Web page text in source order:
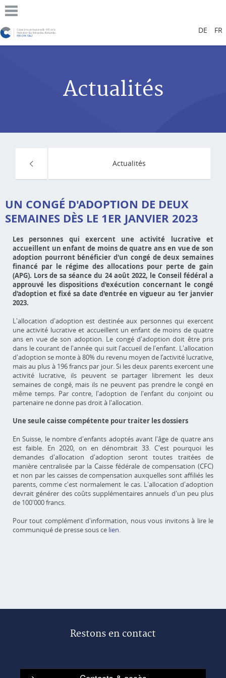
DE FR
Actualités
Actualités
UN CONGÉ D'ADOPTION DE DEUX
SEMAINES DÈS LE 1ER JANVIER 2023
Les personnes qui exercent une activité lucrative et
accueillent un enfant de moins de quatre ans en vue de son
adoption pourront bénéficier d'un congé de deux semaines
financé par le régime des allocations pour perte de gain
(APG). Lors de sa séance du 24 août 2022, le Conseil fédéral a
approuvé les dispositions d'exécution concernant le congé
d'adoption et fixé sa date d'entrée en vigueur au 1er janvier
2023.
L'allocation d'adoption est destinée aux personnes qui exercent
une activité lucrative et accueillent un enfant de moins de quatre
ans en vue de son adoption. Le congé d'adoption doit être pris
dans le courant de l'année qui suit l'accueil de l'enfant. L'allocation
d'adoption se monte à 80% du revenu moyen de l’activité lucrative,
mais au plus à 196 francs par jour. Si les deux parents exercent une
activité lucrative, ils peuvent se partager librement les deux
semaines de congé, mais ils ne peuvent pas prendre le congé en
même temps. Par contre, l'adoption de l'enfant du conjoint ou
partenaire ne donne pas droit à l'allocation.
Une seule caisse compétente pour traiter les dossiers
En Suisse, le nombre d'enfants adoptés avant l'âge de quatre ans
est faible. En 2020, on en dénombrait 33. C'est pourquoi les
demandes d'allocation d'adoption seront toutes traitées de
manière centralisée par la Caisse fédérale de compensation (CFC)
et non par les caisses de compensation auxquelles sont affiliés les
parents, comme c'est normalement le cas. L'allocation d'adoption
devrait générer des coûts supplémentaires annuels d'un peu plus
de 100'000 francs.
Pour tout complément d'information, nous vous invitons à lire le
communiqué de presse sous ce lien.
Restons en contact